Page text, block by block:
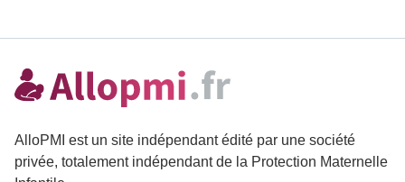
AlloPMI est un site indépendant édité par une société
privée, totalement indépendant de la Protection Maternelle